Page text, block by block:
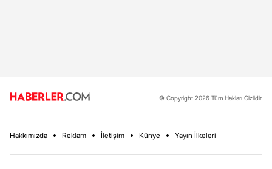
© Copyright 2026 Tüm Hakları Gizlidir.
Hakkımızda Reklam İletişim Künye Yayın İlkeleri